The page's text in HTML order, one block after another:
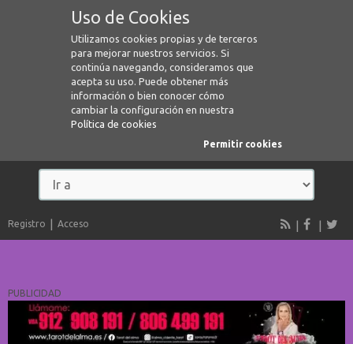
Uso de Cookies
Utilizamos cookies propias y de terceros
para mejorar nuestros servicios. Si
continúa navegando, consideramos que
acepta su uso. Puede obtener más
información o bien conocer cómo
cambiar la configuración en nuestra
Política de cookies
Permitir cookies
Registro Acceso
PUBLICIDAD